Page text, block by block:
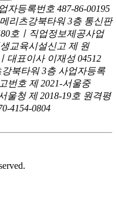
자등록번호 487-86-00195
리츠강북타워 3층 통신판
호ㅣ직업정보제공사업
교육시설신고 제 원
대표이사 이재성 04512
북타워 3층 사업자등록
번호 제 2021-서울중
울청 제 2018-19호 원격평
4154-0804